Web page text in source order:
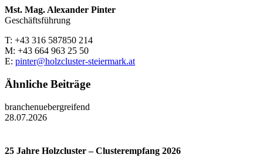
Mst. Mag. Alexander Pinter
Geschäftsführung
T: +43 316 587850 214
M: +43 664 963 25 50
E: pinter@holzcluster-steiermark.at
Ähnliche Beiträge
branchenuebergreifend
28.07.2026
25 Jahre Holzcluster – Clusterempfang 2026